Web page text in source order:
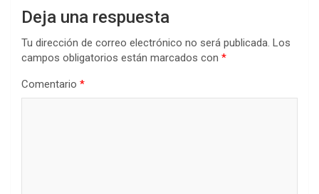
Deja una respuesta
Tu dirección de correo electrónico no será publicada. Los
campos obligatorios están marcados con *
Comentario *